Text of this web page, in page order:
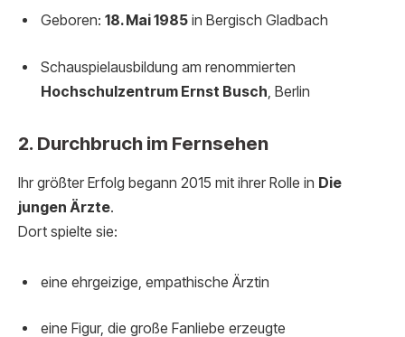
Geboren: 18. Mai 1985 in Bergisch Gladbach
Schauspielausbildung am renommierten
Hochschulzentrum Ernst Busch, Berlin
2. Durchbruch im Fernsehen
Ihr größter Erfolg begann 2015 mit ihrer Rolle in Die
jungen Ärzte.
Dort spielte sie:
eine ehrgeizige, empathische Ärztin
eine Figur, die große Fanliebe erzeugte